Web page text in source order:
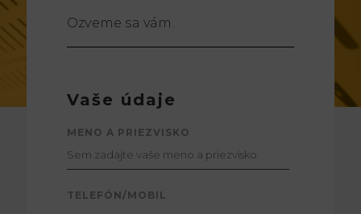
Ozveme sa vám.
Vaše údaje
MENO A PRIEZVISKO
TELEFÓN/MOBIL